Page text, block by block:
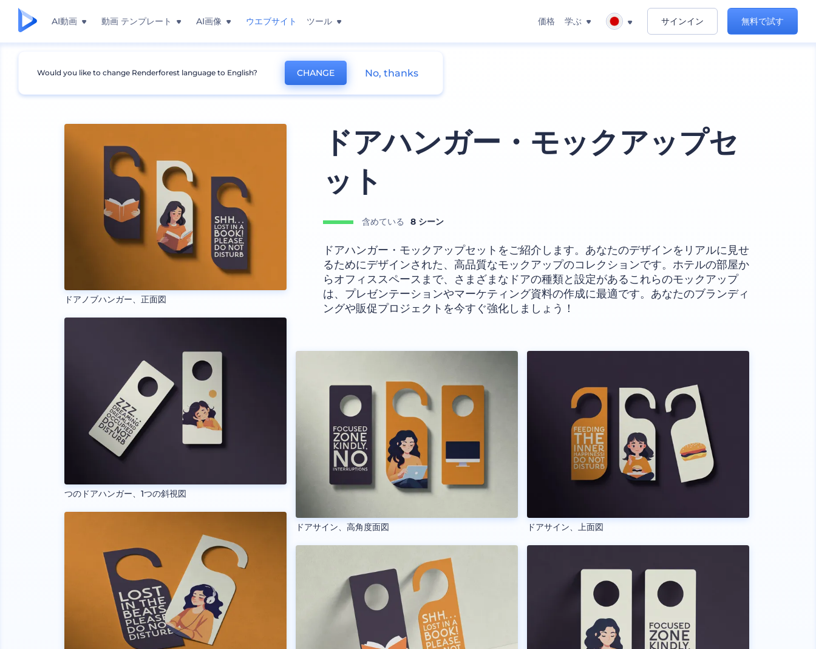
AI動画 動画 テンプレート AI画像 ウエブサイト ツール 価格 学ぶ サインイン 無料で試す
モックアップ ブランディング その他のブランディング モックアップ
ドアノブハンガー、正面図
つのドアハンガー、1つの斜視図
ドアハンガー・モックアップセ
ット
含めている 8 シーン
ドアハンガー・モックアップセットをご紹介します。あなたのデザインをリアルに見せ
るためにデザインされた、高品質なモックアップのコレクションです。ホテルの部屋か
らオフィススペースまで、さまざまなドアの種類と設定があるこれらのモックアップ
は、プレゼンテーションやマーケティング資料の作成に最適です。あなたのブランディ
ングや販促プロジェクトを今すぐ強化しましょう！
ドアサイン、高角度面図 ドアサイン、上面図
Would you like to change Renderforest language to English? CHANGE No, thanks